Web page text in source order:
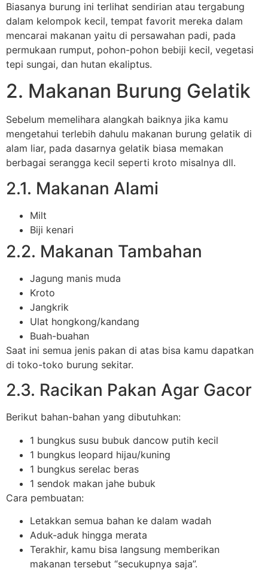
Biasanya burung ini terlihat sendirian atau tergabung
dalam kelompok kecil, tempat favorit mereka dalam
mencarai makanan yaitu di persawahan padi, pada
permukaan rumput, pohon-pohon bebiji kecil, vegetasi
tepi sungai, dan hutan ekaliptus.
2. Makanan Burung Gelatik
Sebelum memelihara alangkah baiknya jika kamu
mengetahui terlebih dahulu makanan burung gelatik di
alam liar, pada dasarnya gelatik biasa memakan
berbagai serangga kecil seperti kroto misalnya dll.
2.1. Makanan Alami
Milt
Biji kenari
2.2. Makanan Tambahan
Jagung manis muda
Kroto
Jangkrik
Ulat hongkong/kandang
Buah-buahan
Saat ini semua jenis pakan di atas bisa kamu dapatkan
di toko-toko burung sekitar.
2.3. Racikan Pakan Agar Gacor
Berikut bahan-bahan yang dibutuhkan:
1 bungkus susu bubuk dancow putih kecil
1 bungkus leopard hijau/kuning
1 bungkus serelac beras
1 sendok makan jahe bubuk
Cara pembuatan:
Letakkan semua bahan ke dalam wadah
Aduk-aduk hingga merata
Terakhir, kamu bisa langsung memberikan
makanan tersebut “secukupnya saja”.